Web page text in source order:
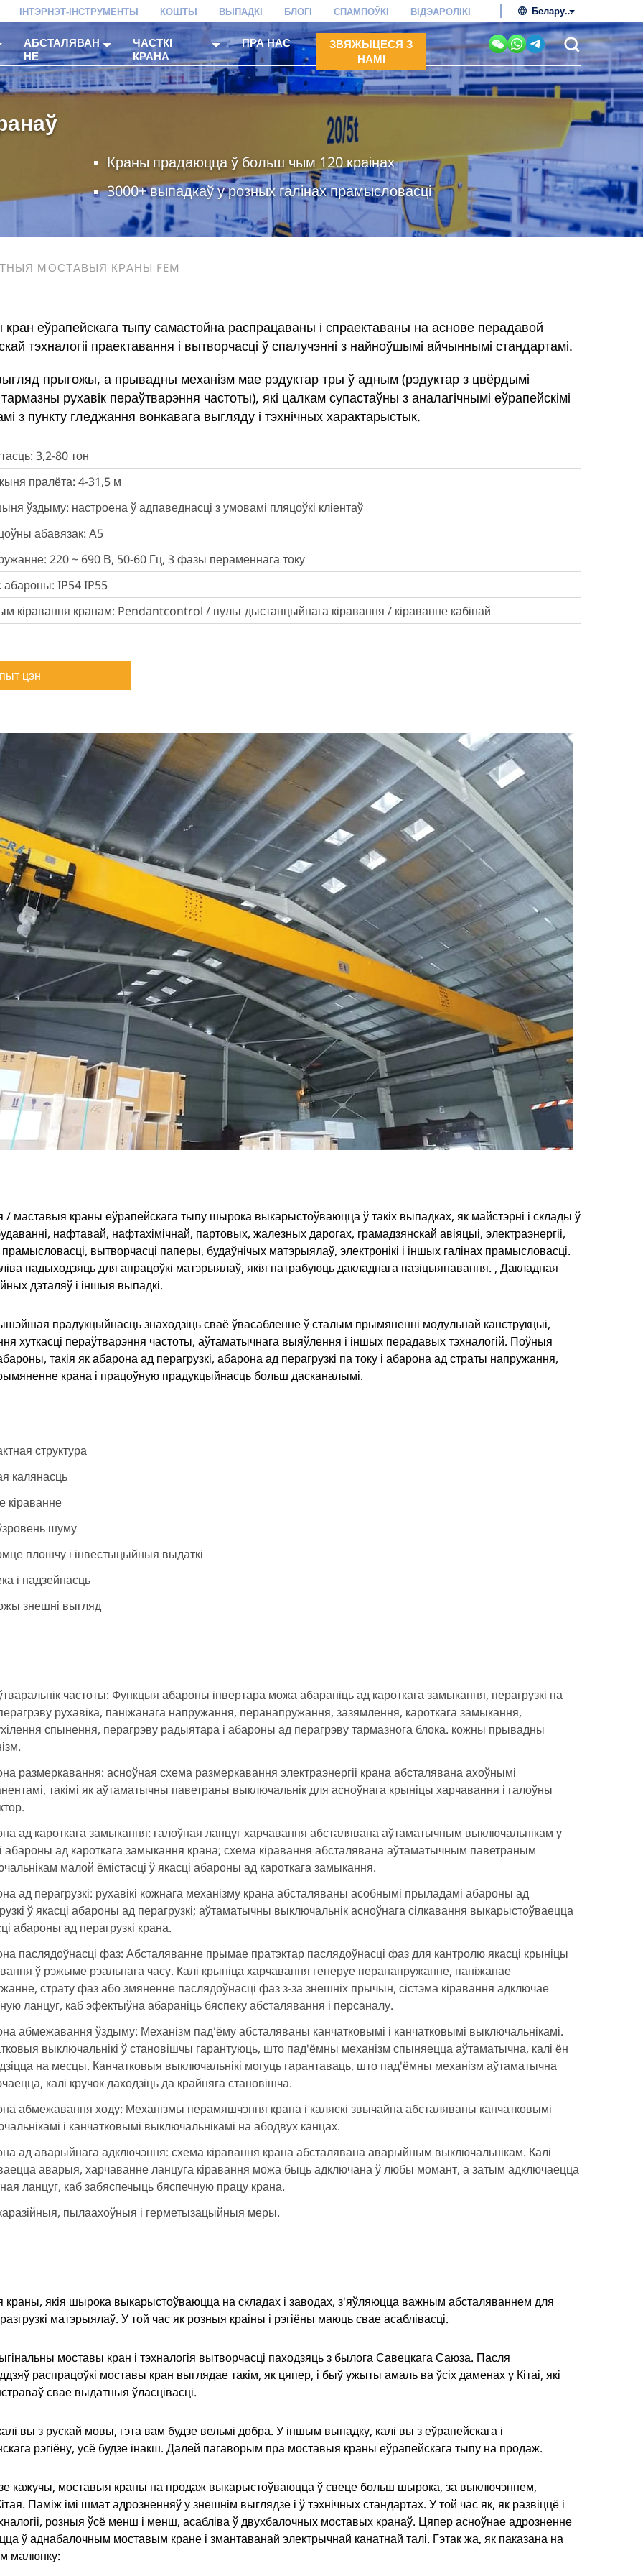
Беларуская мова
ІНТЭРНЭТ-ІНСТРУМЕНТЫ КОШТЫ ВЫПАДКІ БЛОГІ СПАМПОЎКІ ВІДЭАРОЛІКІ
АБСТАЛЯВАН
НЕ
ЧАСТКІ
КРАНА
ПРА НАС
ЗВЯЖЫЦЕСЯ З
НАМІ
Краны прадаюцца ў больш чым 120 краінах
3000+ выпадкаў у розных галінах прамысловасці
МОСТАВЫЯ КРАНЫ FEM
еўрапейскага тыпу самастойна распрацаваны і спраектаваны на аснове перадавой
тэхналогіі праектавання і вытворчасці ў спалучэнні з найноўшымі айчыннымі стандартамі.
прыгожы, а прывадны механізм мае рэдуктар тры ў адным (рэдуктар з цвёрдымі
рухавік пераўтварэння частоты), які цалкам супастаўны з аналагічнымі еўрапейскімі
з пункту гледжання вонкавага выгляду і тэхнічных характарыстык.
3,2-80 тон
пралёта: 4-31,5 м
ўздыму: настроена ў адпаведнасці з умовамі пляцоўкі кліентаў
абавязак: А5
220 ~ 690 В, 50-60 Гц, 3 фазы пераменнага току
абароны: IP54 IP55
кіравання кранам: Pendantcontrol / пульт дыстанцыйнага кіравання / кіраванне кабінай
цэн
маставыя краны еўрапейскага тыпу шырока выкарыстоўваюцца ў такіх выпадках, як майстэрні і склады ў
нафтавай, нафтахімічнай, партовых, жалезных дарогах, грамадзянскай авіяцыі, электраэнергіі,
вытворчасці паперы, будаўнічых матэрыялаў, электронікі і іншых галінах прамысловасці.
падыходзяць для апрацоўкі матэрыялаў, якія патрабуюць дакладнага пазіцыянавання. , Дакладная
дэталяў і іншыя выпадкі.
прадукцыйнасць знаходзіць сваё ўвасабленне ў сталым прымяненні модульнай канструкцыі,
хуткасці пераўтварэння частоты, аўтаматычнага выяўлення і іншых перадавых тэхналогій. Поўныя
такія як абарона ад перагрузкі, абарона ад перагрузкі па току і абарона ад страты напружання,
крана і працоўную прадукцыйнасць больш дасканалымі.
структура
калянасць
кіраванне
шуму
плошчу і інвестыцыйныя выдаткі
і надзейнасць
знешні выгляд
частоты: Функцыя абароны інвертара можа абараніць ад кароткага замыкання, перагрузкі па
рухавіка, паніжанага напружання, перанапружання, зазямлення, кароткага замыкання,
спынення, перагрэву радыятара і абароны ад перагрэву тармазнога блока. кожны прывадны
размеркавання: асноўная схема размеркавання электраэнергіі крана абсталявана ахоўнымі
такімі як аўтаматычны паветраны выключальнік для асноўнага крыніцы харчавання і галоўны
ад кароткага замыкання: галоўная ланцуг харчавання абсталявана аўтаматычным выключальнікам у
абароны ад кароткага замыкання крана; схема кіравання абсталявана аўтаматычным паветраным
малой ёмістасці ў якасці абароны ад кароткага замыкання.
ад перагрузкі: рухавікі кожнага механізму крана абсталяваны асобнымі прыладамі абароны ад
ў якасці абароны ад перагрузкі; аўтаматычны выключальнік асноўнага сілкавання выкарыстоўваецца
абароны ад перагрузкі крана.
паслядоўнасці фаз: Абсталяванне прымае пратэктар паслядоўнасці фаз для кантролю якасці крыніцы
ў рэжыме рэальнага часу. Калі крыніца харчавання генеруе перанапружанне, паніжанае
страту фаз або змяненне паслядоўнасці фаз з-за знешніх прычын, сістэма кіравання адключае
ланцуг, каб эфектыўна абараніць бяспеку абсталявання і персаналу.
абмежавання ўздыму: Механізм пад'ёму абсталяваны канчатковымі і канчатковымі выключальнікамі.
выключальнікі ў становішчы гарантуюць, што пад'ёмны механізм спыняецца аўтаматычна, калі ён
на месцы. Канчатковыя выключальнікі могуць гарантаваць, што пад'ёмны механізм аўтаматычна
калі кручок даходзіць да крайняга становішча.
абмежавання ходу: Механізмы перамяшчэння крана і каляскі звычайна абсталяваны канчатковымі
і канчатковымі выключальнікамі на абодвух канцах.
ад аварыйнага адключэння: схема кіравання крана абсталявана аварыйным выключальнікам. Калі
аварыя, харчаванне ланцуга кіравання можа быць адключана ў любы момант, а затым адключаецца
ланцуг, каб забяспечыць бяспечную працу крана.
пылаахоўныя і герметызацыйныя меры.
якія шырока выкарыстоўваюцца на складах і заводах, з'яўляюцца важным абсталяваннем для
разгрузкі матэрыялаў. У той час як розныя краіны і рэгіёны маюць свае асаблівасці.
моставы кран і тэхналогія вытворчасці паходзяць з былога Савецкага Саюза. Пасля
распрацоўкі моставы кран выглядае такім, як цяпер, і быў ужыты амаль ва ўсіх даменах у Кітаі, які
свае выдатныя ўласцівасці.
вы з рускай мовы, гэта вам будзе вельмі добра. У іншым выпадку, калі вы з еўрапейскага і
рэгіёну, усё будзе інакш. Далей пагаворым пра моставыя краны еўрапейскага тыпу на продаж.
кажучы, моставыя краны на продаж выкарыстоўваюцца ў свеце больш шырока, за выключэннем,
Паміж імі шмат адрозненняў у знешнім выглядзе і ў тэхнічных стандартах. У той час як, як развіццё і
розныя ўсё менш і менш, асабліва ў двухбалочных моставых кранаў. Цяпер асноўнае адрозненне
ў аднабалочным моставым кране і змантаванай электрычнай канатнай талі. Гэтак жа, як паказана на
малюнку: